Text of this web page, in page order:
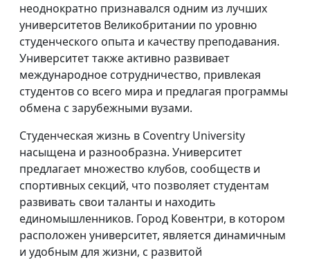
неоднократно признавался одним из лучших
университетов Великобритании по уровню
студенческого опыта и качеству преподавания.
Университет также активно развивает
международное сотрудничество, привлекая
студентов со всего мира и предлагая программы
обмена с зарубежными вузами.
Студенческая жизнь в Coventry University
насыщена и разнообразна. Университет
предлагает множество клубов, сообществ и
спортивных секций, что позволяет студентам
развивать свои таланты и находить
единомышленников. Город Ковентри, в котором
расположен университет, является динамичным
и удобным для жизни, с развитой